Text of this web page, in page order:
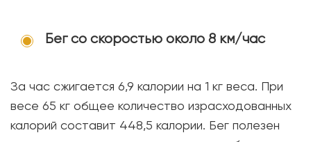
Бег со скоростью около 8 км/час
За час сжигается 6,9 калории на 1 кг веса. При
весе 65 кг общее количество израсходованных
калорий составит 448,5 калории. Бег полезен